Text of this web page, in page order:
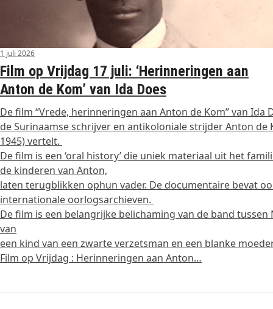
1 juli 2026
Film op Vrijdag 17 juli: ‘Herinneringen aan
Anton de Kom’ van Ida Does
De film “Vrede, herinneringen aan Anton de Kom” van
de Surinaamse schrijver en antikoloniale strijder Anton de
1945) vertelt.
De film is een ‘oral history’ die uniek materiaal uit het
de kinderen van Anton,
laten terugblikken ophun vader. De documentaire bevat
internationale oorlogsarchieven.
De film is een belangrijke belichaming van de band
van
een kind van een zwarte verzetsman en een blanke
Film op Vrijdag : Herinneringen aan Anton…